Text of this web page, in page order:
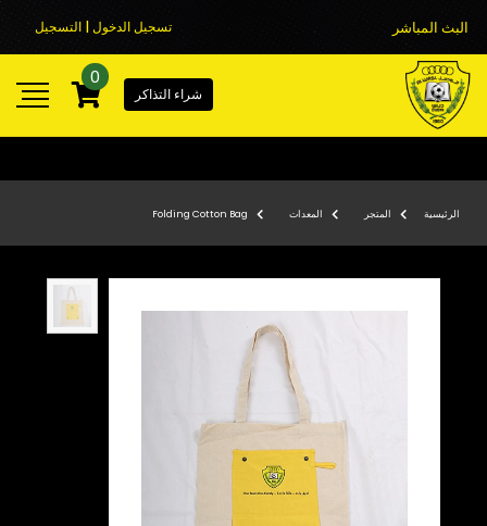
البث المباشر تسجيل الدخول | التسجيل
شراء التذاكر
0
الرئيسية المتجر المعدات Folding Cotton Bag